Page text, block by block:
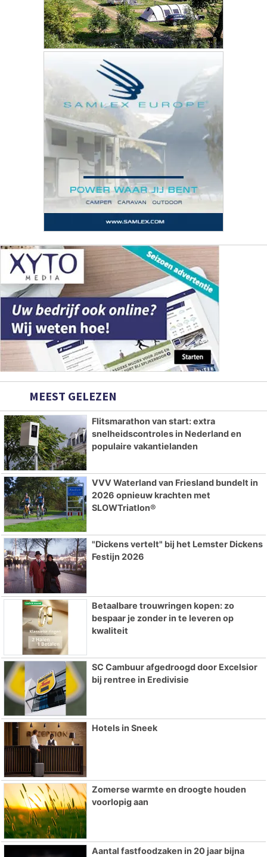
MEEST GELEZEN
Flitsmarathon van start: extra
snelheidscontroles in Nederland en
populaire vakantielanden
VVV Waterland van Friesland bundelt in
2026 opnieuw krachten met
SLOWTriatlon®
"Dickens vertelt" bij het Lemster Dickens
Festijn 2026
Betaalbare trouwringen kopen: zo
bespaar je zonder in te leveren op
kwaliteit
SC Cambuur afgedroogd door Excelsior
bij rentree in Eredivisie
Hotels in Sneek
Zomerse warmte en droogte houden
voorlopig aan
Aantal fastfoodzaken in 20 jaar bijna